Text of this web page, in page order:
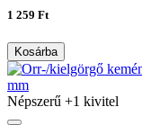
1 259 Ft
Kosárba
Népszerű +1 kivitel